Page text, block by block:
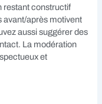
restant constructif
avant/après motivent
aussi suggérer des
La modération
et